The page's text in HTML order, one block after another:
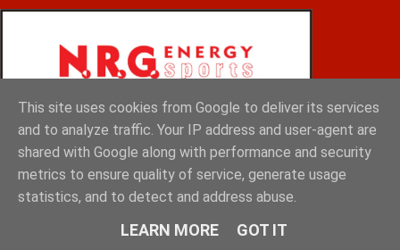
This site uses cookies from Google to deliver its services
and to analyze traffic. Your IP address and user-agent are
shared with Google along with performance and security
metrics to ensure quality of service, generate usage
statistics, and to detect and address abuse.
LEARN MORE GOT IT